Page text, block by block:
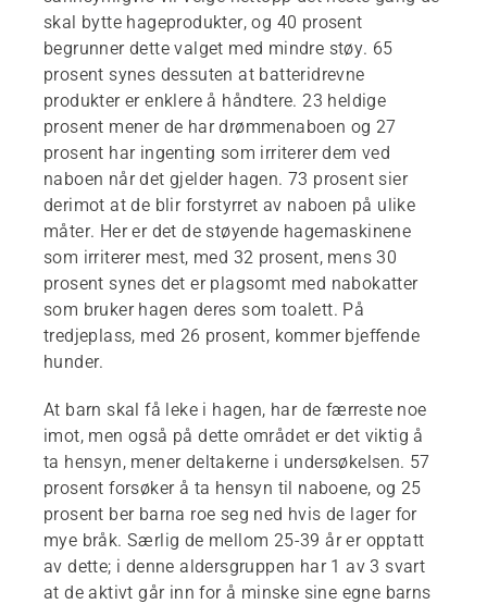
skal bytte hageprodukter, og 40 prosent
begrunner dette valget med mindre støy. 65
prosent synes dessuten at batteridrevne
produkter er enklere å håndtere. 23 heldige
prosent mener de har drømmenaboen og 27
prosent har ingenting som irriterer dem ved
naboen når det gjelder hagen. 73 prosent sier
derimot at de blir forstyrret av naboen på ulike
måter. Her er det de støyende hagemaskinene
som irriterer mest, med 32 prosent, mens 30
prosent synes det er plagsomt med nabokatter
som bruker hagen deres som toalett. På
tredjeplass, med 26 prosent, kommer bjeffende
hunder.
At barn skal få leke i hagen, har de færreste noe
imot, men også på dette området er det viktig å
ta hensyn, mener deltakerne i undersøkelsen. 57
prosent forsøker å ta hensyn til naboene, og 25
prosent ber barna roe seg ned hvis de lager for
mye bråk. Særlig de mellom 25-39 år er opptatt
av dette; i denne aldersgruppen har 1 av 3 svart
at de aktivt går inn for å minske sine egne barns